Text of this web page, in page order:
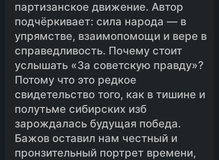
партизанское движение. Автор
подчёркивает: сила народа — в
упрямстве, взаимопомощи и вере в
справедливость. Почему стоит
услышать «За советскую правду»?
Потому что это редкое
свидетельство того, как в тишине и
полутьме сибирских изб
зарождалась будущая победа.
Бажов оставил нам честный и
пронзительный портрет времени,